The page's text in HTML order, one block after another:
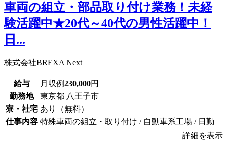
車両の組立・部品取り付け業務！未経
験活躍中★20代～40代の男性活躍中！
日...
株式会社BREXA Next
給与 月収例230,000円
勤務地
東京都 八王子市
寮・社宅 あり（無料）
仕事内容 特殊車両の組立・取り付け / 自動車系工場 / 日勤
詳細を表示